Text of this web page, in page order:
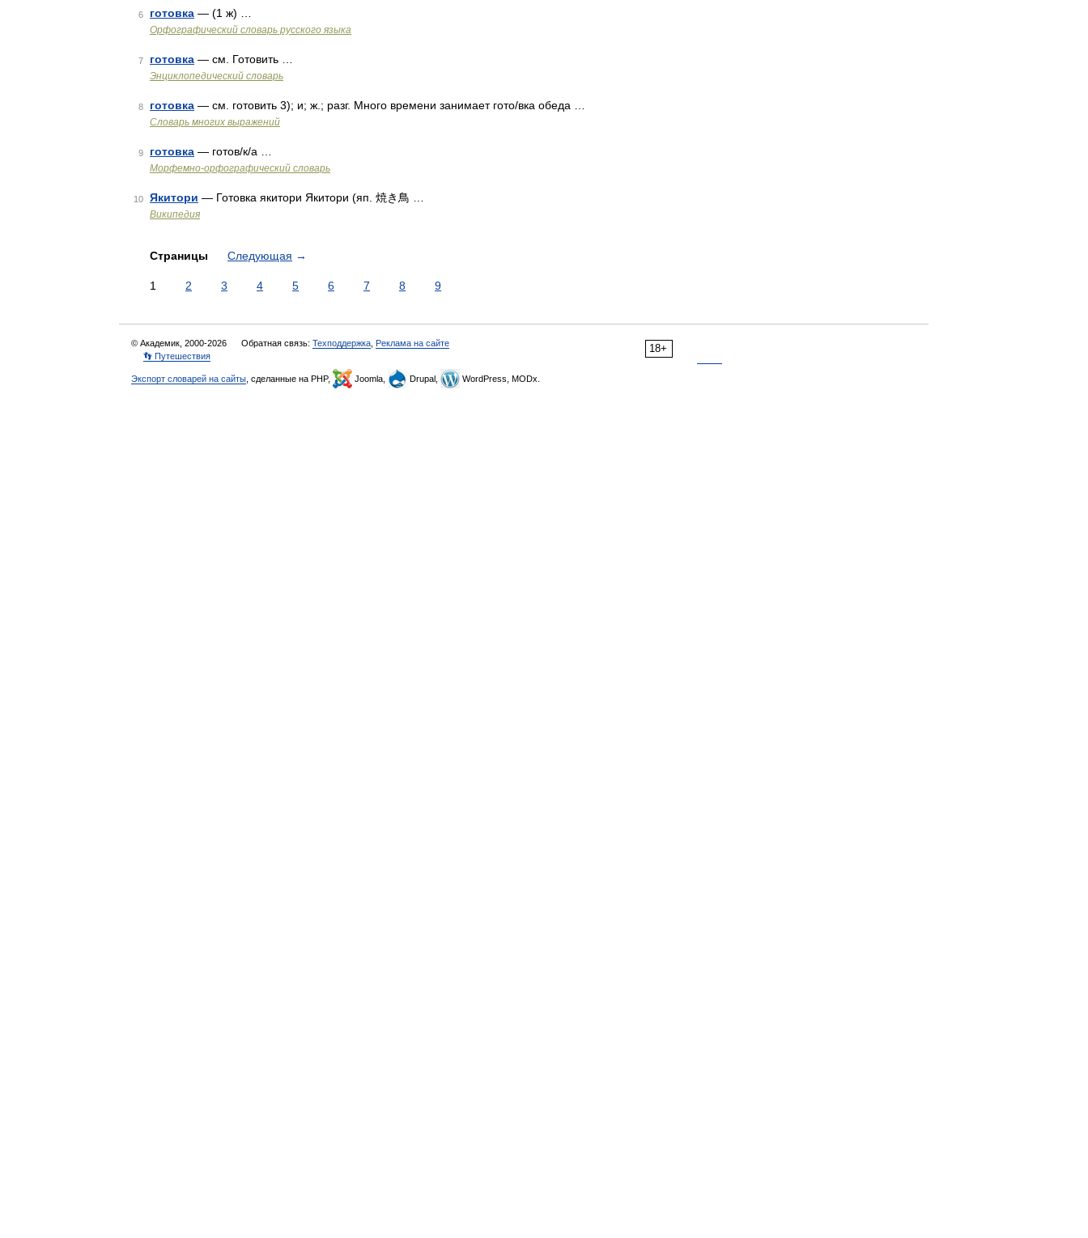
6 готовка — (1 ж) …
Орфографический словарь русского языка
7 готовка — см. Готовить …
Энциклопедический словарь
8 готовка — см. готовить 3); и; ж.; разг. Много времени занимает гото/вка обеда …
Словарь многих выражений
9 готовка — готов/к/а …
Морфемно-орфографический словарь
10 Якитори — Готовка якитори Якитори (яп. 焼き鳥 …
Википедия
Страницы Следующая →
1 2 3 4 5 6 7 8 9
18+
© Академик, 2000-2026 Обратная связь: Техподдержка Реклама на сайте
👣 Путешествия
Экспорт словарей на сайты , сделанные на PHP, Joomla, Drupal, WordPress, MODx.